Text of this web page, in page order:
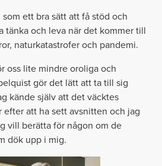
ett bra sätt att få stöd och
tänka och leva när det kommer till
naturkatastrofer och pandemi.
oss lite mindre oroliga och
gör det lätt att ta till sig
kände själv att det väcktes
efter att ha sett avsnitten och jag
vill berätta för någon om de
dök upp i mig.